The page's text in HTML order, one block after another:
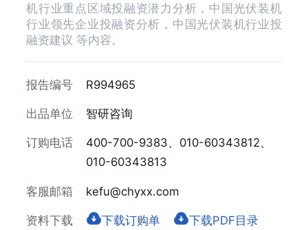
机行业重点区域投融资潜力分析，中国光伏装机
行业领先企业投融资分析，中国光伏装机行业投
融资建议 等内容。
报告编号 R994965
出品单位 智研咨询
订购电话
400-700-9383、010-60343812、
010-60343813
客服邮箱 kefu@chyxx.com
资料下载 下载订购单 下载PDF目录